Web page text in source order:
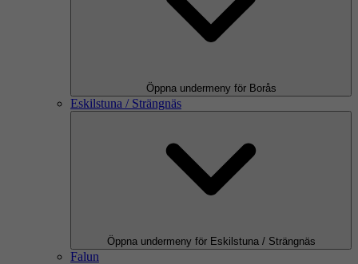
Öppna undermeny för Borås
Eskilstuna / Strängnäs
Öppna undermeny för Eskilstuna / Strängnäs
Falun